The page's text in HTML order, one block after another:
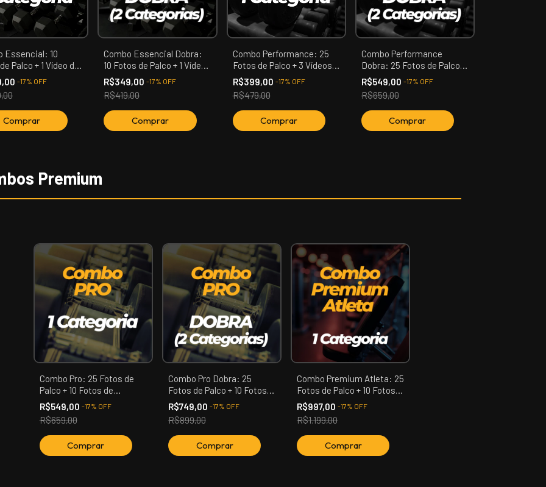
Essencial: 10
Palco + 1 Vídeo de
(01
-17% OFF
Combo Essencial Dobra:
10 Fotos de Palco + 1 Vídeo
de Apresentação (02
Categoria)
R$349,00-17% OFF
R$419,00
Combo Performance: 25
Fotos de Palco + 3 Vídeos
(Apresentação, Confronto,
Premiação) (01 Categoria)
R$399,00 -17% OFF
R$479,00
Combo Performance
Dobra: 25 Fotos de Palco +
3 Vídeos (Apresentação,
Confronto, Premiação) (02
Categoria)
R$549,00 -17% OFF
R$659,00
Premium
Combo Pro: 25 Fotos de
Palco + 10 Fotos de
Backstage + 3 Vídeos +
Reels Backstage (01
Categoria)
R$549,00 -17% OFF
R$659,00
Combo Pro Dobra: 25
Fotos de Palco + 10 Fotos
de Backstage + 3 Vídeos +
Reels Backstage (02
Categoria)
R$749,00 -17% OFF
R$899,00
Combo Premium Atleta: 25
Fotos de Palco + 10 Fotos
de Backstage + 10 Fotos de
Estúdio + 3 Vídeos + Reels
de Backstage
R$997,00-17% OFF
R$1.199,00